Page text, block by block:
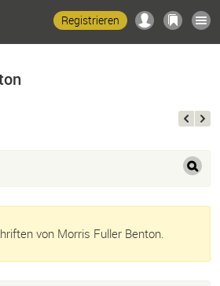
Registrieren
von Morris Fuller Benton.